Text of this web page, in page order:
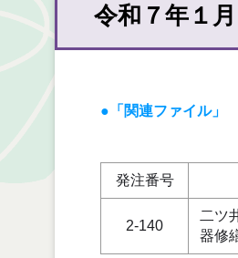
令和７年１
●「関連ファイル」
発注番号
2-140
二ツ
器修